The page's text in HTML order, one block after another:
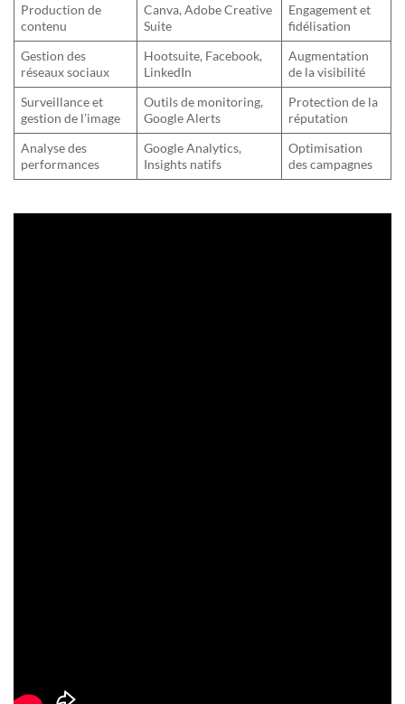
Production de
contenu
Canva, Adobe Creative
Suite
Engagement et
fidélisation
Gestion des
réseaux sociaux
Hootsuite, Facebook,
LinkedIn
Augmentation
de la visibilité
Surveillance et
gestion de l’image
Outils de monitoring,
Google Alerts
Protection de la
réputation
Analyse des
performances
Google Analytics,
Insights natifs
Optimisation
des campagnes